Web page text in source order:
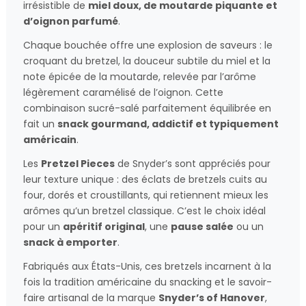
irrésistible de miel doux, de moutarde piquante et
d’oignon parfumé.
Chaque bouchée offre une explosion de saveurs : le
croquant du bretzel, la douceur subtile du miel et la
note épicée de la moutarde, relevée par l’arôme
légèrement caramélisé de l’oignon. Cette
combinaison sucré-salé parfaitement équilibrée en
fait un snack gourmand, addictif et typiquement
américain.
Les Pretzel Pieces de Snyder’s sont appréciés pour
leur texture unique : des éclats de bretzels cuits au
four, dorés et croustillants, qui retiennent mieux les
arômes qu’un bretzel classique. C’est le choix idéal
pour un apéritif original, une pause salée ou un
snack à emporter.
Fabriqués aux États-Unis, ces bretzels incarnent à la
fois la tradition américaine du snacking et le savoir-
faire artisanal de la marque Snyder’s of Hanover,